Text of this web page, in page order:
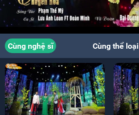
Cùng nghệ sĩ Cùng thể loại